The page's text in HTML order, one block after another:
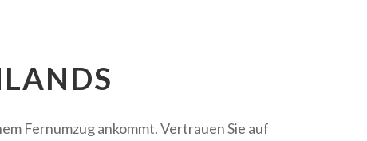
Fernumzug ankommt. Vertrauen Sie auf